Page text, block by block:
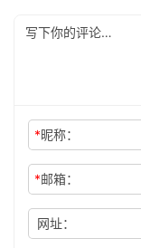
*昵称：
*邮箱：
网址：